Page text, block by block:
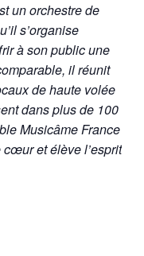
un orchestre de
s’organise
à son public une
il réunit
de haute volée
dans plus de 100
Musicâme France
et élève l’esprit